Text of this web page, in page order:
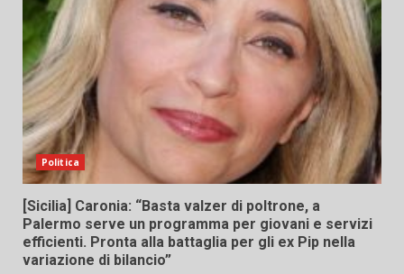
Politica
[Sicilia] Caronia: “Basta valzer di poltrone, a
Palermo serve un programma per giovani e servizi
efficienti. Pronta alla battaglia per gli ex Pip nella
variazione di bilancio”